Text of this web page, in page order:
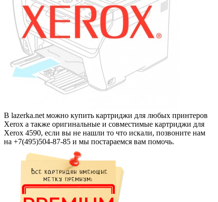
В lazerka.net можно купить картриджи для любых принтеров
Xerox а также оригинальные и совместимые картриджи для
Xerox 4590, если вы не нашли то что искали, позвоните нам
на +7(495)504-87-85 и мы постараемся вам помочь.